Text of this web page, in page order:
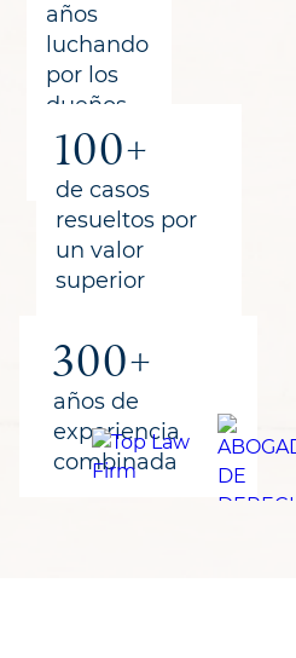
años
luchando
por los
dueños
de
propiedades
100+
de casos
resueltos por
un valor
superior
300+
años de
experiencia
combinada